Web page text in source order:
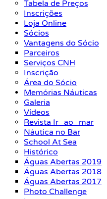
Tabela de Preços
Inscrições
Loja Online
Sócios
Vantagens do Sócio
Parceiros
Serviços CNH
Inscrição
Área do Sócio
Memórias Náuticas
Galeria
Vídeos
Revista Ir_ao_mar
Náutica no Bar
School At Sea
Histórico
Águas Abertas 2019
Águas Abertas 2018
Águas Abertas 2017
Photo Challenge